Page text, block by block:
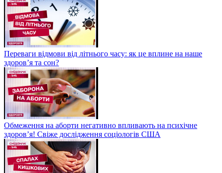
Переваги відмови від літнього часу: як це вплине на наше
здоров’я та сон?
Обмеження на аборти негативно впливають на психічне
здоров’я! Свіже дослідження соціологів США